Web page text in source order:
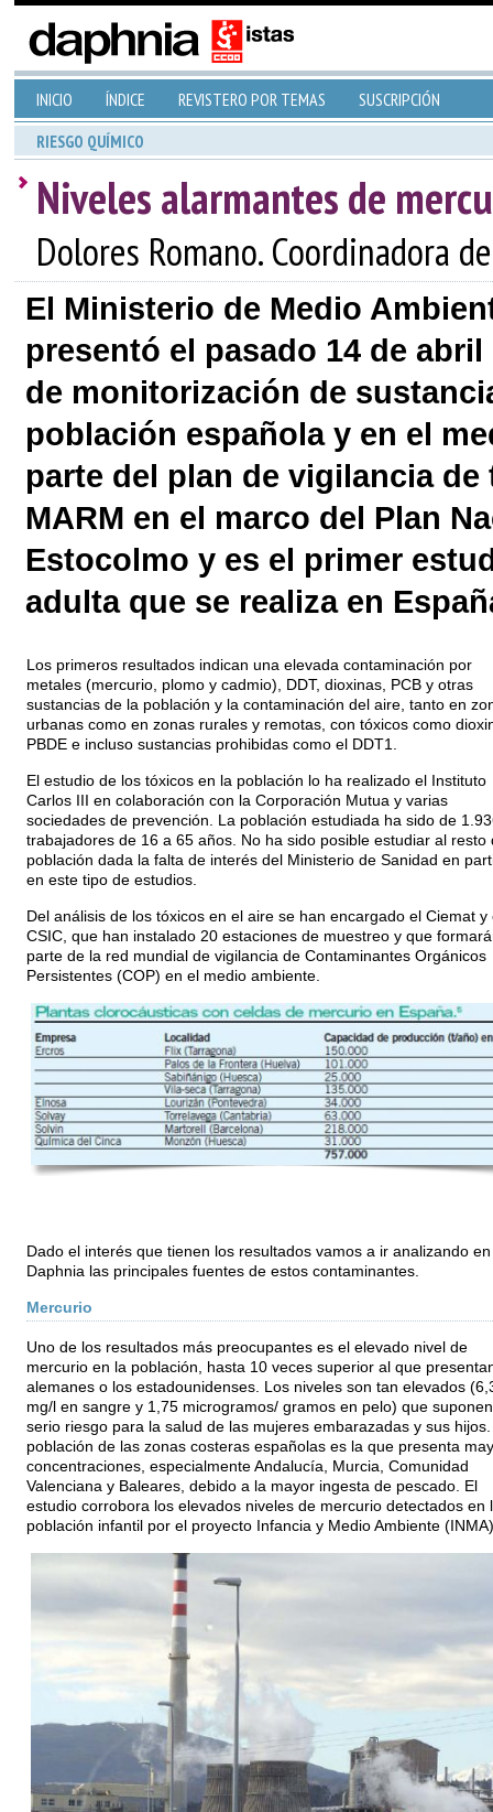
INICIO ÍNDICE REVISTERO POR TEMAS SUSCRIPCIÓN
RIESGO QUÍMICO
Niveles alarmantes de
Dolores Romano. Coordinadora
El Ministerio de Medio
presentó el pasado 14 de
de monitorización de
población española y en el
parte del plan de vigilancia
MARM en el marco del Plan
Estocolmo y es el primer
adulta que se realiza en
Los primeros resultados indican una elevada contaminación por
metales (mercurio, plomo y cadmio), DDT, dioxinas, PCB y otras
sustancias de la población y la contaminación del aire, tanto en
urbanas como en zonas rurales y remotas, con tóxicos como
PBDE e incluso sustancias prohibidas como el DDT1.
El estudio de los tóxicos en la población lo ha realizado el Instituto
Carlos III en colaboración con la Corporación Mutua y varias
sociedades de prevención. La población estudiada ha sido de
trabajadores de 16 a 65 años. No ha sido posible estudiar al resto
población dada la falta de interés del Ministerio de Sanidad en
en este tipo de estudios.
Del análisis de los tóxicos en el aire se han encargado el Ciemat y
CSIC, que han instalado 20 estaciones de muestreo y que
parte de la red mundial de vigilancia de Contaminantes Orgánicos
Persistentes (COP) en el medio ambiente.
Dado el interés que tienen los resultados vamos a ir analizando en
Daphnia las principales fuentes de estos contaminantes.
Mercurio
Uno de los resultados más preocupantes es el elevado nivel de
mercurio en la población, hasta 10 veces superior al que
alemanes o los estadounidenses. Los niveles son tan elevados
mg/l en sangre y 1,75 microgramos/ gramos en pelo) que
serio riesgo para la salud de las mujeres embarazadas y sus
población de las zonas costeras españolas es la que presenta
concentraciones, especialmente Andalucía, Murcia, Comunidad
Valenciana y Baleares, debido a la mayor ingesta de pescado. El
estudio corrobora los elevados niveles de mercurio detectados en
población infantil por el proyecto Infancia y Medio Ambiente